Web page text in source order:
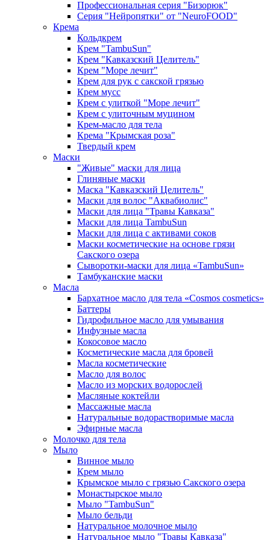
Профессиональная серия "Бизорюк"
Серия "Нейропятки" от "NeuroFOOD"
Крема
Кольдкрем
Крем "TambuSun"
Крем "Кавказский Целитель"
Крем "Море лечит"
Крем для рук с сакской грязью
Крем мусс
Крем с улиткой "Море лечит"
Крем с улиточным муцином
Крем-масло для тела
Крема "Крымская роза"
Твердый крем
Маски
"Живые" маски для лица
Глиняные маски
Маска "Кавказский Целитель"
Маски для волос "Аквабиолис"
Маски для лица "Травы Кавказа"
Маски для лица TambuSun
Маски для лица с активами соков
Маски косметические на основе грязи
Сакского озера
Сыворотки-маски для лица «TambuSun»
Тамбуканские маски
Масла
Бархатное масло для тела «Cosmos cosmetics»
Баттеры
Гидрофильное масло для умывания
Инфузные масла
Кокосовое масло
Косметические масла для бровей
Масла косметические
Масло для волос
Масло из морских водорослей
Масляные коктейли
Массажные масла
Натуральные водорастворимые масла
Эфирные масла
Молочко для тела
Мыло
Винное мыло
Крем мыло
Крымское мыло с грязью Сакского озера
Монастырское мыло
Мыло "TambuSun"
Мыло бельди
Натуральное молочное мыло
Натуральное мыло "Травы Кавказа"